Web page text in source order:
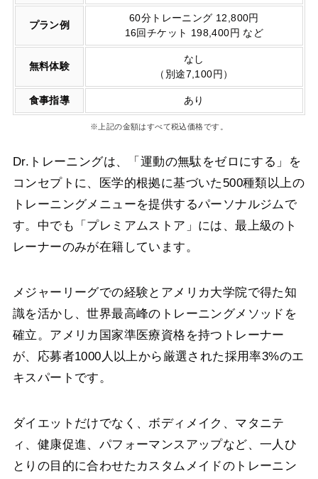
プラン例
60分トレーニング 12,800円
16回チケット 198,400円 など
無料体験
なし
（別途7,100円）
食事指導 あり
※上記の金額はすべて税込価格です。
Dr.トレーニングは、「運動の無駄をゼロにする」を
コンセプトに、医学的根拠に基づいた500種類以上の
トレーニングメニューを提供するパーソナルジムで
す。中でも「プレミアムストア」には、最上級のト
レーナーのみが在籍しています。
メジャーリーグでの経験とアメリカ大学院で得た知
識を活かし、世界最高峰のトレーニングメソッドを
確立。アメリカ国家準医療資格を持つトレーナー
が、応募者1000人以上から厳選された採用率3%のエ
キスパートです。
ダイエットだけでなく、ボディメイク、マタニテ
ィ、健康促進、パフォーマンスアップなど、一人ひ
とりの目的に合わせたカスタムメイドのトレーニン